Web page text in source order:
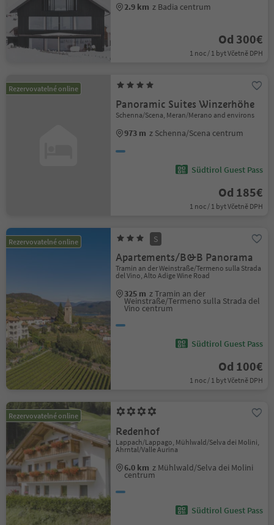
2.9 km z Badia centrum
Od 300€
1 noc / 1 byt Včetně DPH
Rezervovatelné online
Panoramic Suites Winzerhöhe
Schenna/Scena, Meran/Merano and environs
973 m z Schenna/Scena centrum
Südtirol Guest Pass
Od 185€
1 noc / 1 byt Včetně DPH
Rezervovatelné online S
Apartements/B&B Panorama
Tramin an der Weinstraße/Termeno sulla Strada
del Vino, Alto Adige Wine Road
325 m z Tramin an der
Weinstraße/Termeno sulla Strada del
Vino centrum
Südtirol Guest Pass
Od 100€
1 noc / 1 byt Včetně DPH
Rezervovatelné online
Redenhof
Lappach/Lappago, Mühlwald/Selva dei Molini,
Ahrntal/Valle Aurina
6.0 km z Mühlwald/Selva dei Molini
centrum
Südtirol Guest Pass